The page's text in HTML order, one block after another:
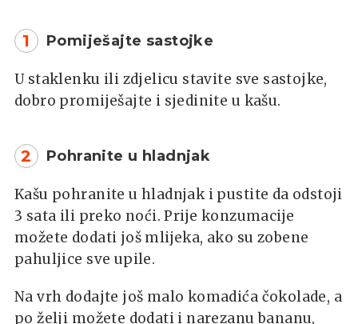
1 Pomiješajte sastojke
U staklenku ili zdjelicu stavite sve sastojke,
dobro promiješajte i sjedinite u kašu.
2 Pohranite u hladnjak
Kašu pohranite u hladnjak i pustite da odstoji
3 sata ili preko noći. Prije konzumacije
možete dodati još mlijeka, ako su zobene
pahuljice sve upile.
Na vrh dodajte još malo komadića čokolade, a
po želji možete dodati i narezanu bananu,